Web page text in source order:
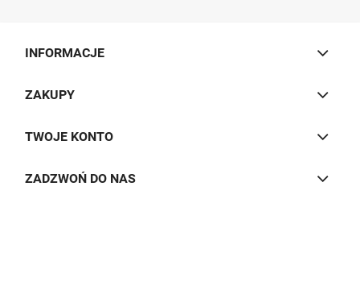
INFORMACJE
ZAKUPY
TWOJE KONTO
ZADZWOŃ DO NAS